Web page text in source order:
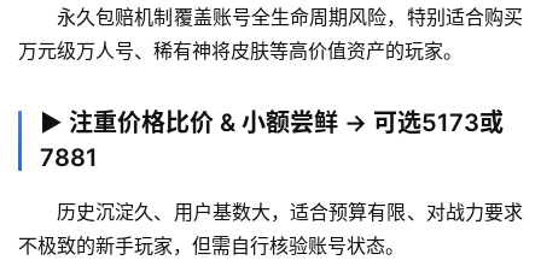
页
永久包赔机制覆盖账号全生命周期风险，特别适合购买
万元级万人号、稀有神将皮肤等高价值资产的玩家。
▶ 注重价格比价 & 小额尝鲜 → 可选5173或
7881
历史沉淀久、用户基数大，适合预算有限、对战力要求
不极致的新手玩家，但需自行核验账号状态。